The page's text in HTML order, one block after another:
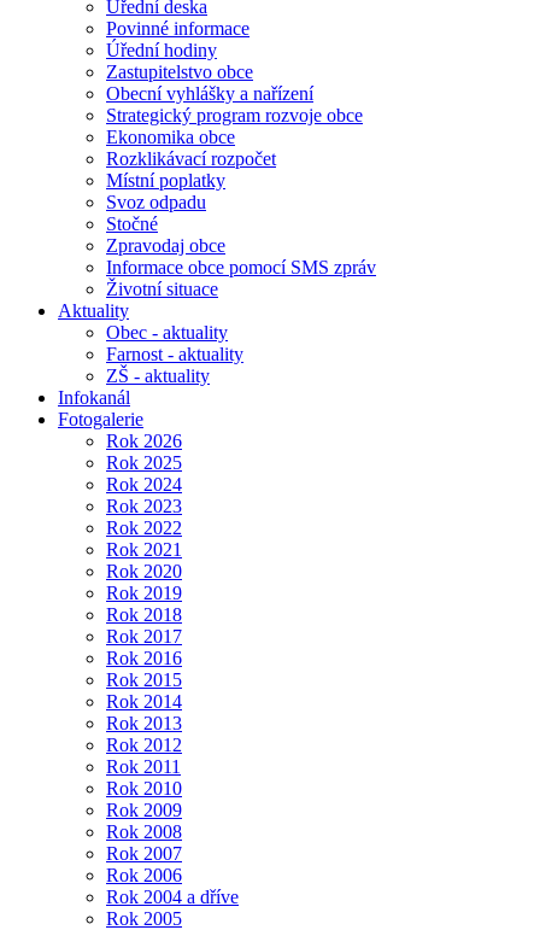
Úřední deska
Povinné informace
Úřední hodiny
Zastupitelstvo obce
Obecní vyhlášky a nařízení
Strategický program rozvoje obce
Ekonomika obce
Rozklikávací rozpočet
Místní poplatky
Svoz odpadu
Stočné
Zpravodaj obce
Informace obce pomocí SMS zpráv
Životní situace
Aktuality
Obec - aktuality
Farnost - aktuality
ZŠ - aktuality
Infokanál
Fotogalerie
Rok 2026
Rok 2025
Rok 2024
Rok 2023
Rok 2022
Rok 2021
Rok 2020
Rok 2019
Rok 2018
Rok 2017
Rok 2016
Rok 2015
Rok 2014
Rok 2013
Rok 2012
Rok 2011
Rok 2010
Rok 2009
Rok 2008
Rok 2007
Rok 2006
Rok 2004 a dříve
Rok 2005